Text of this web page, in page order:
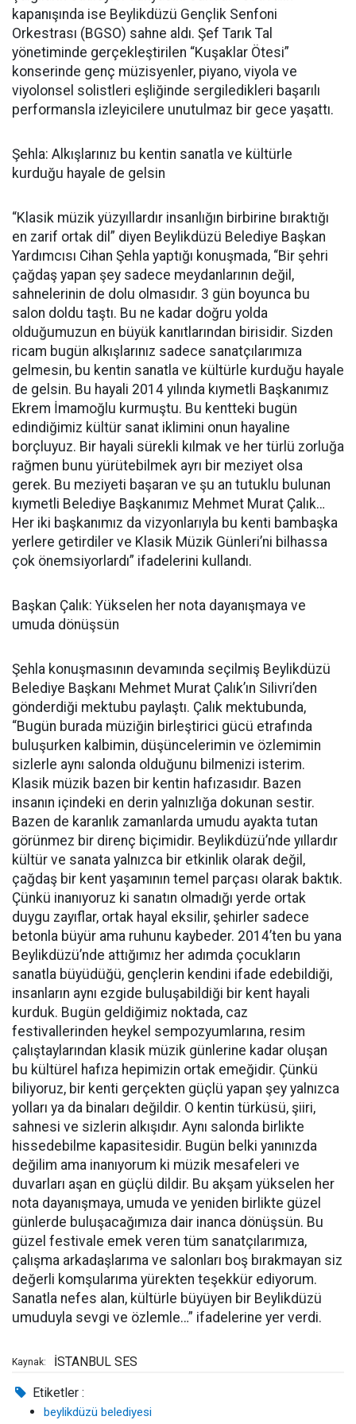
kapanışında ise Beylikdüzü Gençlik Senfoni
Orkestrası (BGSO) sahne aldı. Şef Tarık Tal
yönetiminde gerçekleştirilen “Kuşaklar Ötesi”
konserinde genç müzisyenler, piyano, viyola ve
viyolonsel solistleri eşliğinde sergiledikleri başarılı
performansla izleyicilere unutulmaz bir gece yaşattı.
Şehla: Alkışlarınız bu kentin sanatla ve kültürle
kurduğu hayale de gelsin
“Klasik müzik yüzyıllardır insanlığın birbirine bıraktığı
en zarif ortak dil” diyen Beylikdüzü Belediye Başkan
Yardımcısı Cihan Şehla yaptığı konuşmada, “Bir şehri
çağdaş yapan şey sadece meydanlarının değil,
sahnelerinin de dolu olmasıdır. 3 gün boyunca bu
salon doldu taştı. Bu ne kadar doğru yolda
olduğumuzun en büyük kanıtlarından birisidir. Sizden
ricam bugün alkışlarınız sadece sanatçılarımıza
gelmesin, bu kentin sanatla ve kültürle kurduğu hayale
de gelsin. Bu hayali 2014 yılında kıymetli Başkanımız
Ekrem İmamoğlu kurmuştu. Bu kentteki bugün
edindiğimiz kültür sanat iklimini onun hayaline
borçluyuz. Bir hayali sürekli kılmak ve her türlü zorluğa
rağmen bunu yürütebilmek ayrı bir meziyet olsa
gerek. Bu meziyeti başaran ve şu an tutuklu bulunan
kıymetli Belediye Başkanımız Mehmet Murat Çalık…
Her iki başkanımız da vizyonlarıyla bu kenti bambaşka
yerlere getirdiler ve Klasik Müzik Günleri’ni bilhassa
çok önemsiyorlardı” ifadelerini kullandı.
Başkan Çalık: Yükselen her nota dayanışmaya ve
umuda dönüşsün
Şehla konuşmasının devamında seçilmiş Beylikdüzü
Belediye Başkanı Mehmet Murat Çalık’ın Silivri’den
gönderdiği mektubu paylaştı. Çalık mektubunda,
“Bugün burada müziğin birleştirici gücü etrafında
buluşurken kalbimin, düşüncelerimin ve özlemimin
sizlerle aynı salonda olduğunu bilmenizi isterim.
Klasik müzik bazen bir kentin hafızasıdır. Bazen
insanın içindeki en derin yalnızlığa dokunan sestir.
Bazen de karanlık zamanlarda umudu ayakta tutan
görünmez bir direnç biçimidir. Beylikdüzü’nde yıllardır
kültür ve sanata yalnızca bir etkinlik olarak değil,
çağdaş bir kent yaşamının temel parçası olarak baktık.
Çünkü inanıyoruz ki sanatın olmadığı yerde ortak
duygu zayıflar, ortak hayal eksilir, şehirler sadece
betonla büyür ama ruhunu kaybeder. 2014’ten bu yana
Beylikdüzü’nde attığımız her adımda çocukların
sanatla büyüdüğü, gençlerin kendini ifade edebildiği,
insanların aynı ezgide buluşabildiği bir kent hayali
kurduk. Bugün geldiğimiz noktada, caz
festivallerinden heykel sempozyumlarına, resim
çalıştaylarından klasik müzik günlerine kadar oluşan
bu kültürel hafıza hepimizin ortak emeğidir. Çünkü
biliyoruz, bir kenti gerçekten güçlü yapan şey yalnızca
yolları ya da binaları değildir. O kentin türküsü, şiiri,
sahnesi ve sizlerin alkışıdır. Aynı salonda birlikte
hissedebilme kapasitesidir. Bugün belki yanınızda
değilim ama inanıyorum ki müzik mesafeleri ve
duvarları aşan en güçlü dildir. Bu akşam yükselen her
nota dayanışmaya, umuda ve yeniden birlikte güzel
günlerde buluşacağımıza dair inanca dönüşsün. Bu
güzel festivale emek veren tüm sanatçılarımıza,
çalışma arkadaşlarıma ve salonları boş bırakmayan siz
değerli komşularıma yürekten teşekkür ediyorum.
Sanatla nefes alan, kültürle büyüyen bir Beylikdüzü
umuduyla sevgi ve özlemle…” ifadelerine yer verdi.
Kaynak: İSTANBUL SES
Etiketler :
beylikdüzü belediyesi